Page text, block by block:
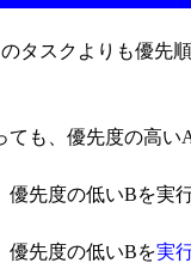
タスクよりも優先
も、優先度の高い
先度の低いBを実
先度の低いBを実